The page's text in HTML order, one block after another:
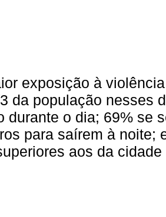
exposição à
da população nesses
durante o dia; 69% se
para saírem à noite;
aos da cidade